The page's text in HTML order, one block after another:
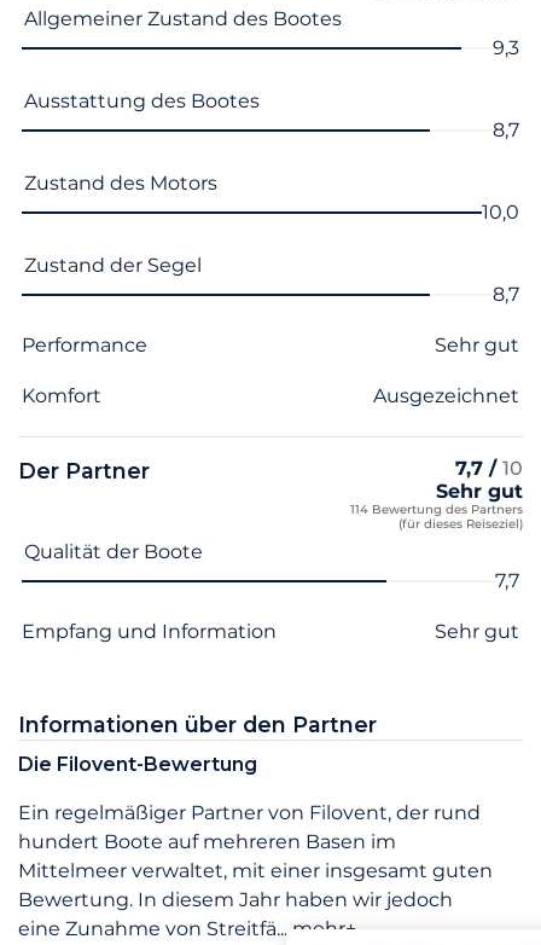
Name des Kriteriums Note
Allgemeiner Zustand des Bootes
9,3
Ausstattung des Bootes
8,7
Zustand des Motors
10,0
Zustand der Segel
8,7
Performance Sehr gut
Komfort Ausgezeichnet
Der Partner 7,7 / 10
Sehr gut
114 Bewertung des Partners
(für dieses Reiseziel)
Name des Kriteriums
Qualität der Boote
7,7
Empfang und Information Sehr gut
Informationen über den Partner
Die Filovent-Bewertung
Ein regelmäßiger Partner von Filovent, der rund
hundert Boote auf mehreren Basen im
Mittelmeer verwaltet, mit einer insgesamt guten
Bewertung. In diesem Jahr haben wir jedoch
eine Zunahme von Streitfä... mehr+